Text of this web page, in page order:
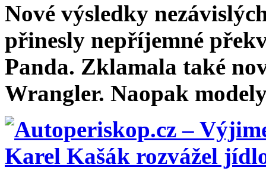
Nové výsledky
přinesly nepříjemné
Panda. Zklamala také
Wrangler. Naopak